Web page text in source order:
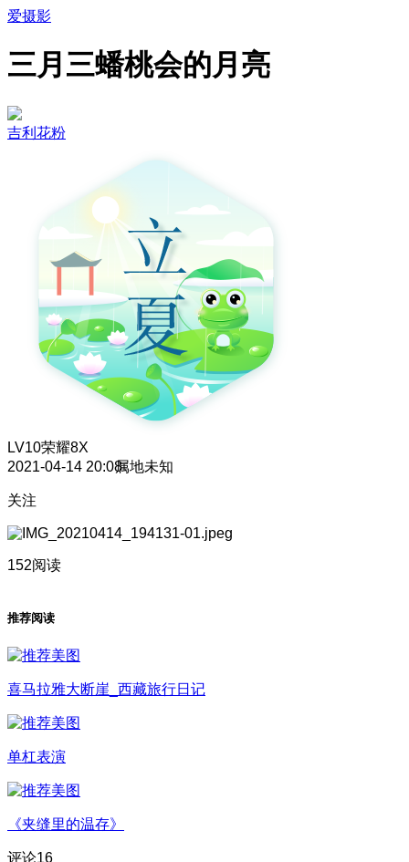
爱摄影
三月三蟠桃会的月亮
吉利花粉
LV10荣耀8X
2021-04-14 20:08属地未知
关注
152阅读
推荐阅读
喜马拉雅大断崖_西藏旅行日记
单杠表演
《夹缝里的温存》
评论16